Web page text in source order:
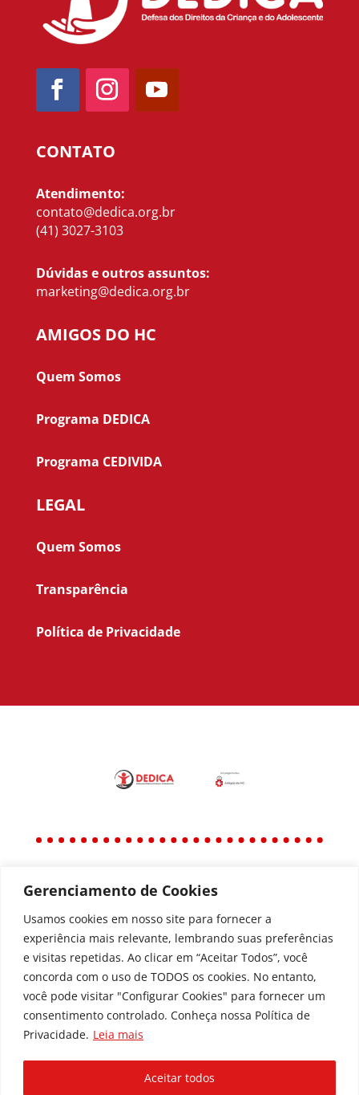
Gerenciamento de Cookies
Usamos cookies em nosso site para fornecer a
experiência mais relevante, lembrando suas preferências
e visitas repetidas. Ao clicar em “Aceitar Todos”, você
concorda com o uso de TODOS os cookies. No entanto,
você pode visitar "Configurar Cookies" para fornecer um
consentimento controlado. Conheça nossa Política de
Privacidade. Leia mais
Aceitar todos
CONTATO
Atendimento:
contato@dedica.org.br
(41) 3027-3103
Dúvidas e outros assuntos:
marketing@dedica.org.br
AMIGOS DO HC
Quem Somos
Programa DEDICA
Programa CEDIVIDA
LEGAL
Quem Somos
Transparência
Política de Privacidade
Política
Política de Privacidade
Política de Acessibilidade
Todos os Direitos Reservados © | Associação dos
Amigos do Hospital de Clínicas ®
Av. Agostinho Leão Jr, 336 – Alto da Glória, 80030-
110, Curitiba / PR